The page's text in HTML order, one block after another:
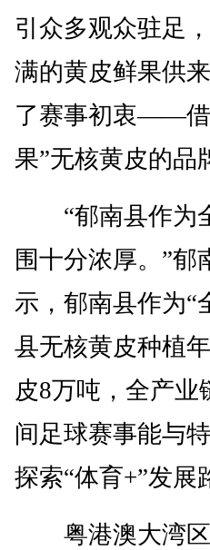
引众多观众驻足
满的黄皮鲜果供
了赛事初衷——借
果”无核黄皮的品
“郁南县作为
围十分浓厚。”
示，郁南县作为“
县无核黄皮种植
皮8万吨，全产业
间足球赛事能与
探索“体育+”发展
粤港澳大湾区